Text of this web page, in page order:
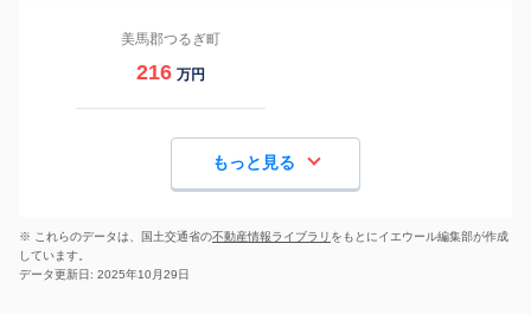
美馬郡つるぎ町
216 万円
もっと見る
※ これらのデータは、国土交通省の不動産情報ライブラリ をもとにイエウール編集部が作成
しています。
データ更新日: 2025年10月29日